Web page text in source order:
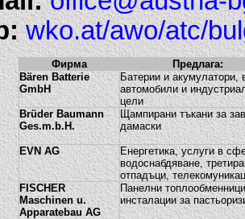
wko.at/awo/atc/
Фирма
Предлага:
Bären Batterie
GmbH
Батерии и акумулатори,
автомобили и
цели
Brüder Baumann
Ges.m.b.H.
Щампирани тъкани за
дамаски
EVN AG
Енергетика, услуги в
водоснабдяване,
отпадъци,
FISCHER
Maschinen u.
Apparatebau AG
Панелни
инсталации за